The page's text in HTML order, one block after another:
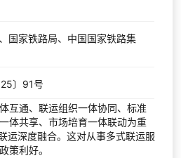
国家铁路局、中国国家铁路集
〕91号
互通、联运组织一体协同、标准
体共享、市场培育一体联动为重
运深度融合。这对从事多式联运服
策利好。